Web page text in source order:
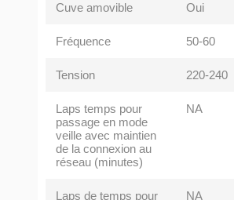
Cuve amovible Oui
Fréquence 50-60
Tension 220-240
Laps temps pour
passage en mode
veille avec maintien
de la connexion au
réseau (minutes)
NA
Laps de temps pour
NA